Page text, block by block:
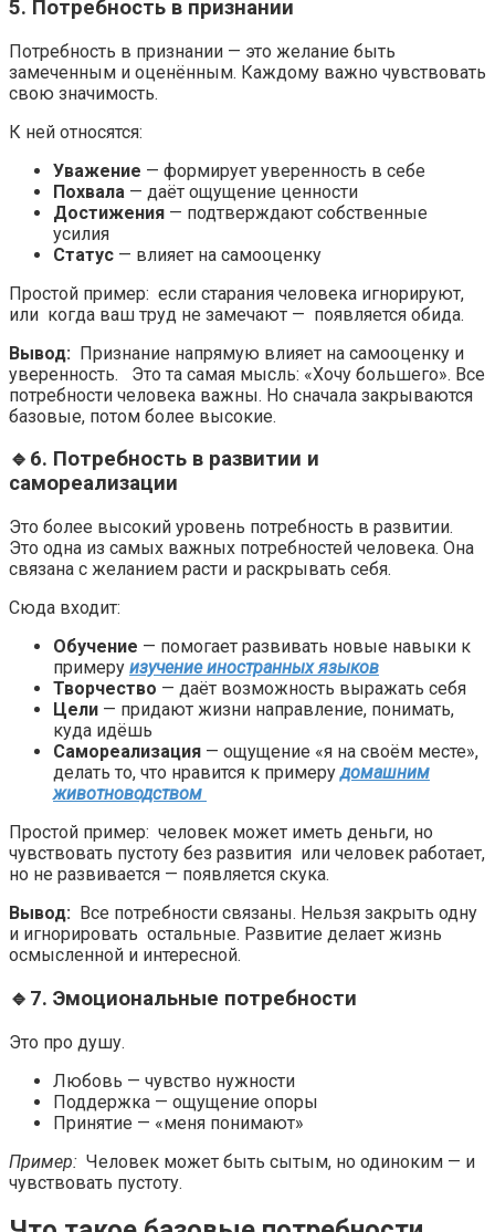
5. Потребность в признании
Потребность в признании — это желание быть
замеченным и оценённым. Каждому важно чувствовать
свою значимость.
К ней относятся:
Уважение — формирует уверенность в себе
Похвала — даёт ощущение ценности
Достижения — подтверждают собственные
усилия
Статус — влияет на самооценку
Простой пример: если старания человека игнорируют,
или когда ваш труд не замечают — появляется обида.
Вывод: Признание напрямую влияет на самооценку и
уверенность. Это та самая мысль: «Хочу большего». Все
потребности человека важны. Но сначала закрываются
базовые, потом более высокие.
🔹6. Потребность в развитии и
самореализации
Это более высокий уровень потребность в развитии.
Это одна из самых важных потребностей человека. Она
связана с желанием расти и раскрывать себя.
Сюда входит:
Обучение — помогает развивать новые навыки к
примеру изучение иностранных языков
Творчество — даёт возможность выражать себя
Цели — придают жизни направление, понимать,
куда идёшь
Самореализация — ощущение «я на своём месте»,
делать то, что нравится к примерудомашним
животноводством
Простой пример: человек может иметь деньги, но
чувствовать пустоту без развития или человек работает,
но не развивается — появляется скука.
Вывод: Все потребности связаны. Нельзя закрыть одну
и игнорировать остальные. Развитие делает жизнь
осмысленной и интересной.
🔹7. Эмоциональные потребности
Это про душу.
Любовь — чувство нужности
Поддержка — ощущение опоры
Принятие — «меня понимают»
Пример: Человек может быть сытым, но одиноким — и
чувствовать пустоту.